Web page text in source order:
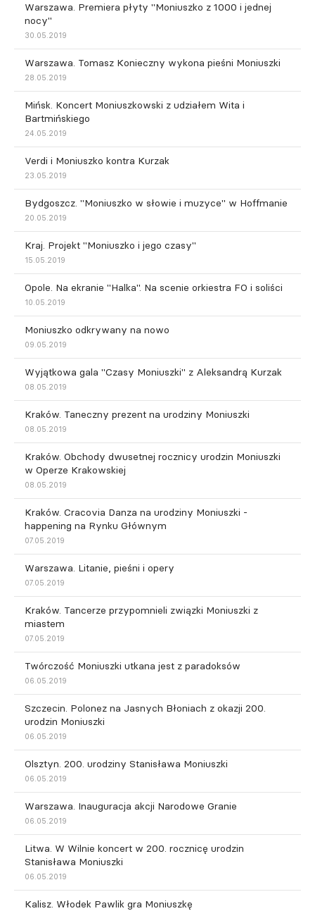
Warszawa. Premiera płyty "Moniuszko z 1000 i jednej
nocy"
30.05.2019
Warszawa. Tomasz Konieczny wykona pieśni Moniuszki
28.05.2019
Mińsk. Koncert Moniuszkowski z udziałem Wita i
Bartmińskiego
24.05.2019
Verdi i Moniuszko kontra Kurzak
23.05.2019
Bydgoszcz. "Moniuszko w słowie i muzyce" w Hoffmanie
20.05.2019
Kraj. Projekt "Moniuszko i jego czasy"
15.05.2019
Opole. Na ekranie "Halka". Na scenie orkiestra FO i soliści
10.05.2019
Moniuszko odkrywany na nowo
09.05.2019
Wyjątkowa gala "Czasy Moniuszki" z Aleksandrą Kurzak
08.05.2019
Kraków. Taneczny prezent na urodziny Moniuszki
08.05.2019
Kraków. Obchody dwusetnej rocznicy urodzin Moniuszki
w Operze Krakowskiej
08.05.2019
Kraków. Cracovia Danza na urodziny Moniuszki -
happening na Rynku Głównym
07.05.2019
Warszawa. Litanie, pieśni i opery
07.05.2019
Kraków. Tancerze przypomnieli związki Moniuszki z
miastem
07.05.2019
Twórczość Moniuszki utkana jest z paradoksów
06.05.2019
Szczecin. Polonez na Jasnych Błoniach z okazji 200.
urodzin Moniuszki
06.05.2019
Olsztyn. 200. urodziny Stanisława Moniuszki
06.05.2019
Warszawa. Inauguracja akcji Narodowe Granie
06.05.2019
Litwa. W Wilnie koncert w 200. rocznicę urodzin
Stanisława Moniuszki
06.05.2019
Kalisz. Włodek Pawlik gra Moniuszkę